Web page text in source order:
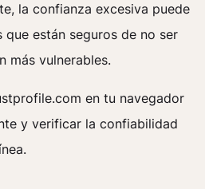
la confianza excesiva puede
que están seguros de no ser
más vulnerables.
en tu navegador
y verificar la confiabilidad